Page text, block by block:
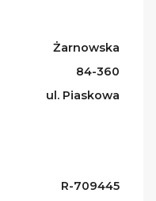
Żarnowska
84-360
ul. Piaskowa
R-709445